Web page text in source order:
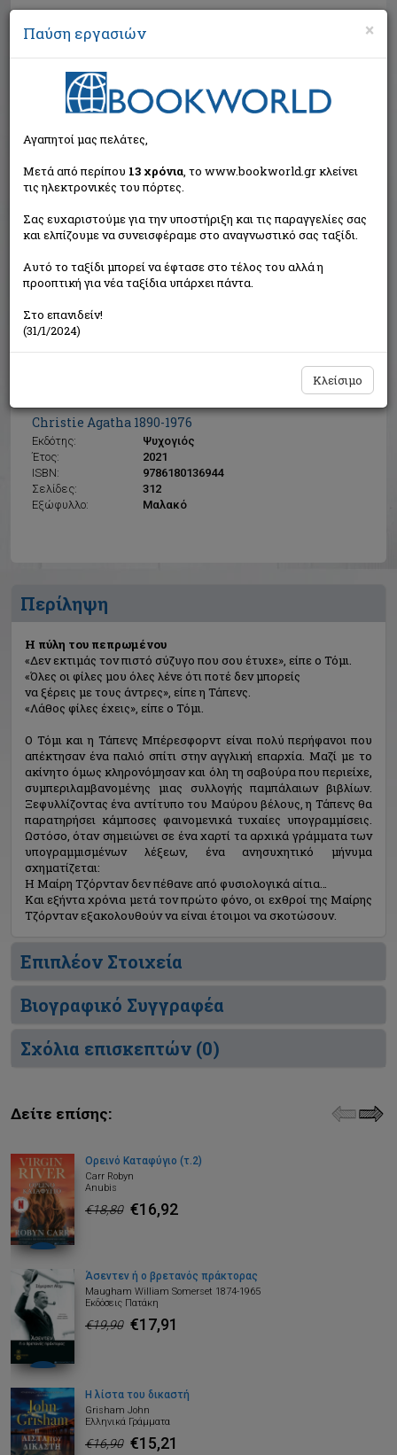
Αναζήτηση
Christie Agatha 1890-1976
Εκδότης:
Ψυχογιός
Έτος:
2021
ISBN:
9786180136944
Σελίδες:
312
Εξώφυλλο:
Μαλακό
Η τιμή μας:
Δεν υπάρχει δυνατότητα παραγγελίας
Περίληψη
Η πύλη του πεπρωμένου
«Δεν εκτιμάς τον πιστό σύζυγο που σου έτυχε», είπε ο Τόμι.
«Όλες οι φίλες μου όλες λένε ότι ποτέ δεν μπορείς
να ξέρεις με τους άντρες», είπε η Τάπενς.
«Λάθος φίλες έχεις», είπε ο Τόμι.
Ο Τόμι και η Τάπενς Μπέρεσφορντ είναι πολύ περήφανοι που
απέκτησαν ένα παλιό σπίτι στην αγγλική επαρχία. Μαζί με το
ακίνητο όμως κληρονόμησαν και όλη τη σαβούρα που περιείχε,
συμπεριλαμβανομένης μιας συλλογής παμπάλαιων βιβλίων.
Ξεφυλλίζοντας ένα αντίτυπο του Μαύρου βέλους, η Τάπενς θα
παρατηρήσει κάμποσες φαινομενικά τυχαίες υπογραμμίσεις.
Ωστόσο, όταν σημειώνει σε ένα χαρτί τα αρχικά γράμματα των
υπογραμμισμένων λέξεων, ένα ανησυχητικό μήνυμα
σχηματίζεται:
Η Μαίρη Τζόρνταν δεν πέθανε από φυσιολογικά αίτια…
Και εξήντα χρόνια μετά τον πρώτο φόνο, οι εχθροί της Μαίρης
Τζόρνταν εξακολουθούν να είναι έτοιμοι να σκοτώσουν.
Επιπλέον Στοιχεία
Βιογραφικό Συγγραφέα
Σχόλια επισκεπτών (0)
Δείτε επίσης:
Ορεινό Καταφύγιο (τ.2)
Carr Robyn
Anubis
€18,80 €16,92
Άσεντεν ή ο βρετανός πράκτορας
Maugham William Somerset 1874-1965
Εκδόσεις Πατάκη
€19,90 €17,91
Η λίστα του δικαστή
Grisham John
Ελληνικά Γράμματα
€16,90 €15,21
×
Παύση εργασιών
Αγαπητοί μας πελάτες,
Μετά από περίπου 13 χρόνια, το www.bookworld.gr κλείνει
τις ηλεκτρονικές του πόρτες.
Σας ευχαριστούμε για την υποστήριξη και τις παραγγελίες σας
και ελπίζουμε να συνεισφέραμε στο αναγνωστικό σας ταξίδι.
Αυτό το ταξίδι μπορεί να έφτασε στο τέλος του αλλά η
προοπτική για νέα ταξίδια υπάρχει πάντα.
Στο επανιδείν!
(31/1/2024)
Κλείσιμο